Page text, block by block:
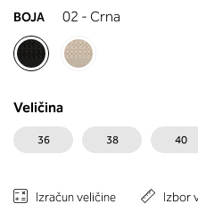
BOJA 02 - Crna
Veličina
36 38 40
Izračun veličine Izbor